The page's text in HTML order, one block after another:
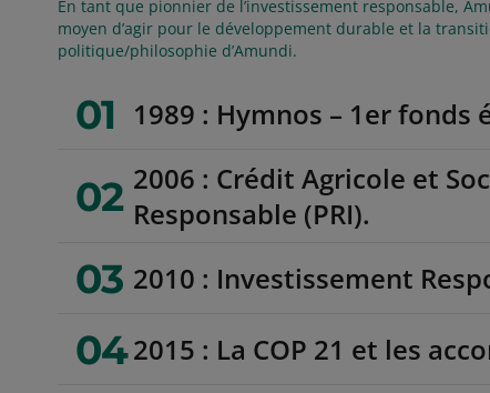
En tant que pionnier de l’investissement responsable,
moyen d’agir pour le développement durable et la
politique/philosophie d’Amundi.
01 1989 : Hymnos – 1er fonds
02 2006 : Crédit Agricole et
Responsable (PRI).
03 2010 : Investissement
042015 : La COP 21 et les